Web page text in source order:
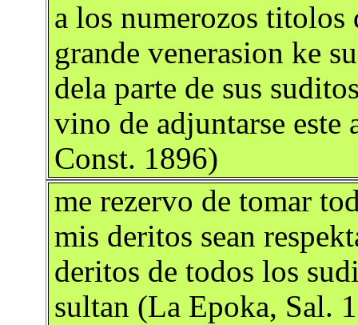
a los numerozos
grande venerasion ke
dela parte de sus
vino de adjuntarse
Const. 1896)
me rezervo de tomar
mis deritos sean
deritos de todos los
sultan (La Epoka, Sal.